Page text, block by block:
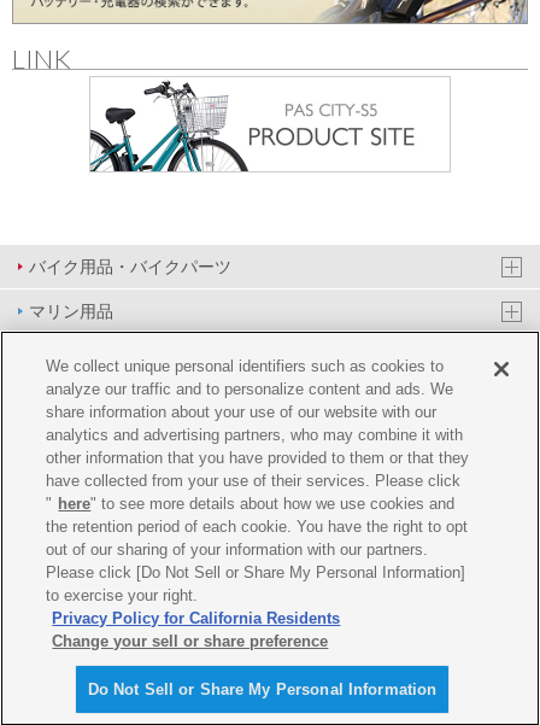
LINK
バイク用品・バイクパーツ
マリン用品
PAS/YPJ用品
その他用品
イベント&エンターテイメント
オンラインショップ
企業情報
推薦環境 プライバシーポリシー
We collect unique personal identifiers such as cookies to
analyze our traffic and to personalize content and ads. We
share information about your use of our website with our
analytics and advertising partners, who may combine it with
other information that you have provided to them or that they
have collected from your use of their services. Please click
" here" to see more details about how we use cookies and
the retention period of each cookie. You have the right to opt
out of our sharing of your information with our partners.
Please click [Do Not Sell or Share My Personal Information]
to exercise your right.
Privacy Policy for California Residents
Change your sell or share preference
Do Not Sell or Share My Personal Information